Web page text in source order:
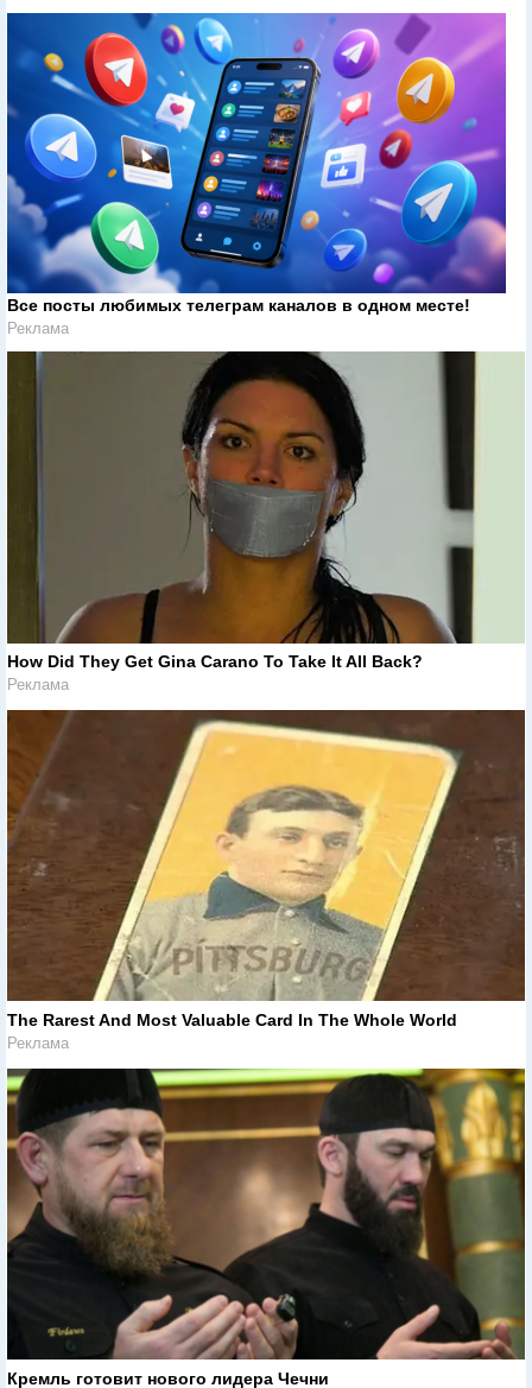
Все посты любимых телеграм каналов в одном месте!
Реклама
How Did They Get Gina Carano To Take It All Back?
Реклама
The Rarest And Most Valuable Card In The Whole World
Реклама
Кремль готовит нового лидера Чечни